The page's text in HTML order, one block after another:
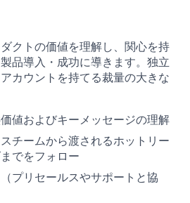
クトの価値を理解し、関心を持
品導入・成功に導きます。独立
カウントを持てる裁量の大きな
値およびキーメッセージの理解
チームから渡されるホットリー
でをフォロー
プリセールスやサポートと協